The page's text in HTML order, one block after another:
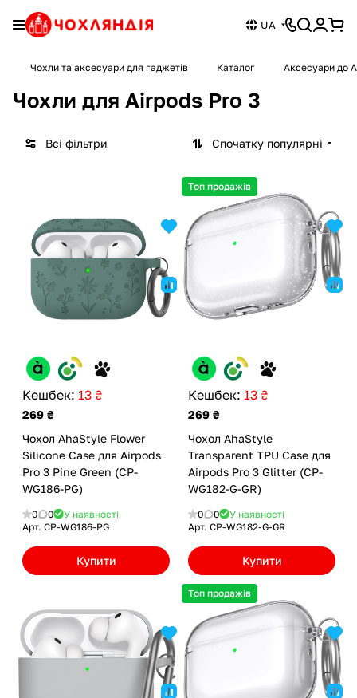
UA
Чохли та аксесуари для гаджетів Каталог Аксесуари до
Чохли для Airpods Pro 3
Всі фільтри Спочатку популярні
Кешбек: 13 ₴
269 ₴
Чохол AhaStyle Flower
Silicone Case для Airpods
Pro 3 Pine Green (CP-
WG186-PG)
0 0
У наявності
Арт. CP-WG186-PG
Купити
Топ продажів
Кешбек: 13 ₴
269 ₴
Чохол AhaStyle
Transparent TPU Case для
Airpods Pro 3 Glitter (CP-
WG182-G-GR)
0 0
У наявності
Арт. CP-WG182-G-GR
Купити
Топ продажів